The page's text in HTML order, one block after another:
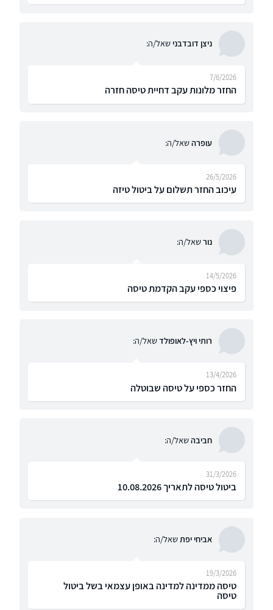
ניצן דובדבנישאל/ה:
החזר מלונות עקב דחיית טיסה חזרה
7/6/2026
עופרהשאל/ה:
עיכוב החזר תשלום על ביטול טיזה
26/5/2026
נורשאל/ה:
פיצוי כספי עקב הקדמת טיסה
14/5/2026
רותי ויץ-לאופולדשאל/ה:
החזר כספי על טיסה שבוטלה
13/4/2026
חביבהשאל/ה:
ביטול טיסה לתאריך 10.08.2026
31/3/2026
אביחי יפתשאל/ה:
טיסה ממדינה למדינה באופן עצמאי בשל ביטול
טיסה
19/3/2026